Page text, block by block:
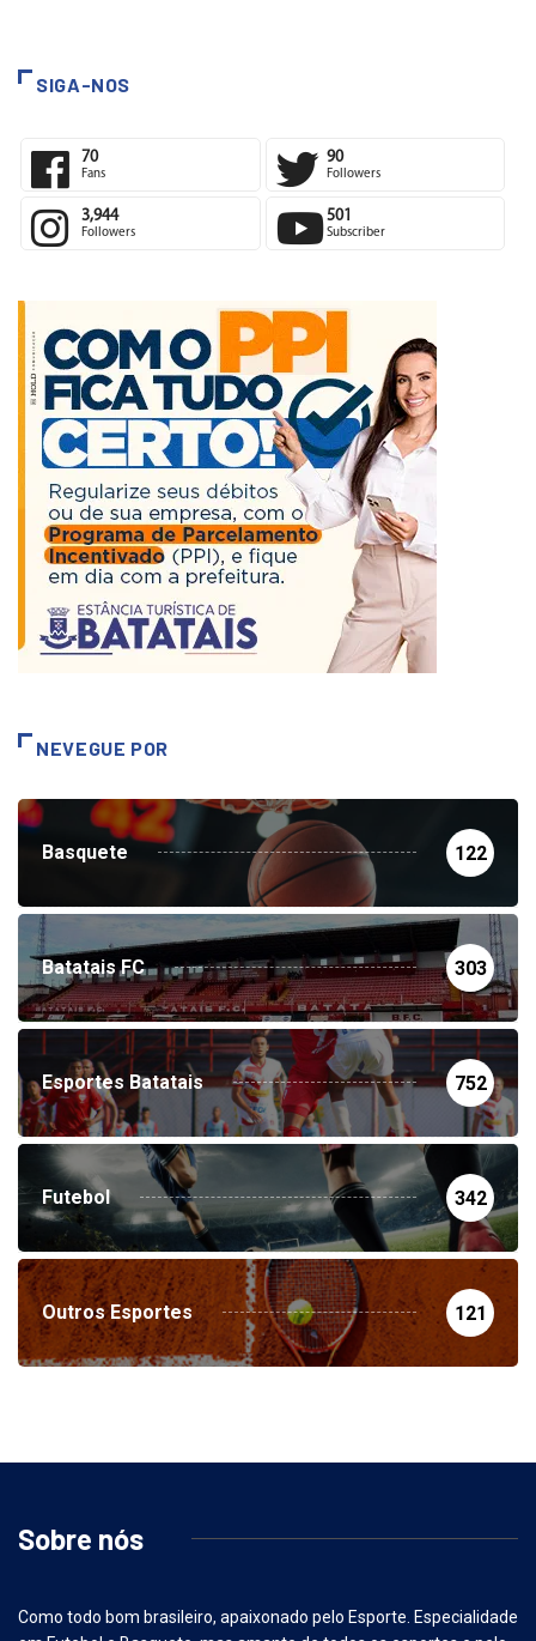
SIGA-NOS
70 90
3,944 501
NEVEGUE POR
Basquete 122
Batatais FC 303
Esportes Batatais 752
Futebol 342
Outros Esportes 121
Sobre nós
Como todo bom brasileiro, apaixonado pelo Esporte. Especialidade